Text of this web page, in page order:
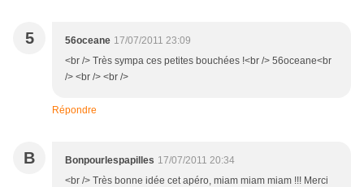
5 56oceane 17/07/2011 23:09
<br /> Très sympa ces petites bouchées !<br /> 56oceane<br
/> <br /> <br />
Répondre
B Bonpourlespapilles 17/07/2011 20:34
<br /> Très bonne idée cet apéro, miam miam miam !!! Merci